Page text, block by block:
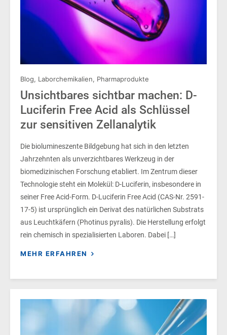
Blog, Laborchemikalien, Pharmaprodukte
Unsichtbares sichtbar machen: D-
Luciferin Free Acid als Schlüssel
zur sensitiven Zellanalytik
Die biolumineszente Bildgebung hat sich in den letzten
Jahrzehnten als unverzichtbares Werkzeug in der
biomedizinischen Forschung etabliert. Im Zentrum dieser
Technologie steht ein Molekül: D-Luciferin, insbesondere in
seiner Free Acid-Form. D-Luciferin Free Acid (CAS-Nr. 2591-
17-5) ist ursprünglich ein Derivat des natürlichen Substrats
aus Leuchtkäfern (Photinus pyralis). Die Herstellung erfolgt
rein chemisch in spezialisierten Laboren. Dabei […]
MEHR ERFAHREN